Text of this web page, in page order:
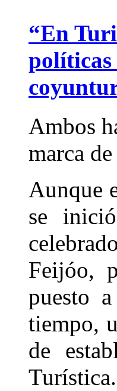
“En
políticas
Ambos
marca
Aunque
se
Feijóo,
puesto
tiempo,
de
Turística.